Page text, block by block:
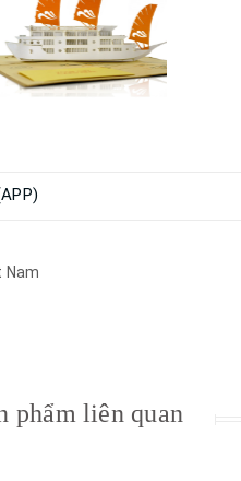
Nam
phẩm liên quan